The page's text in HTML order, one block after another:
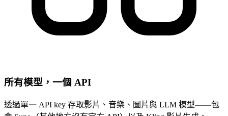
所有模型，一個 API
透過單一 API key 存取影片、音樂、圖片與 LLM 模型——包